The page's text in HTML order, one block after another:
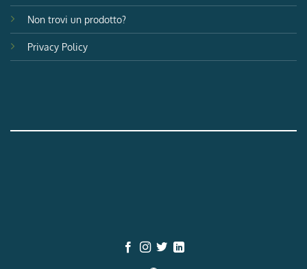
Non trovi un prodotto?
Privacy Policy